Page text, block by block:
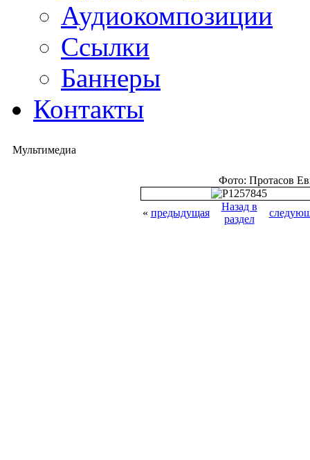
Аудиокомпозиции
Ссылки
Баннеры
Контакты
Мультимедиа
Фото: Протасов
« предыдущая
Назад в
раздел